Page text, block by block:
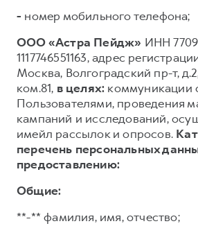
- номер мобильного телефона;
ООО «Астра Пейдж» ИНН
1117746551163, адрес
Москва, Волгоградский пр-т,
ком.81, в целях: коммуникации
Пользователями, проведения
кампаний и исследований,
имейл рассылок и опросов.
перечень персональных
предоставлению:
Общие:
**-** фамилия, имя, отчество;